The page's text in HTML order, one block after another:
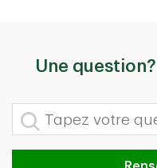
libellé de votre police.
Une
Tapez votre question